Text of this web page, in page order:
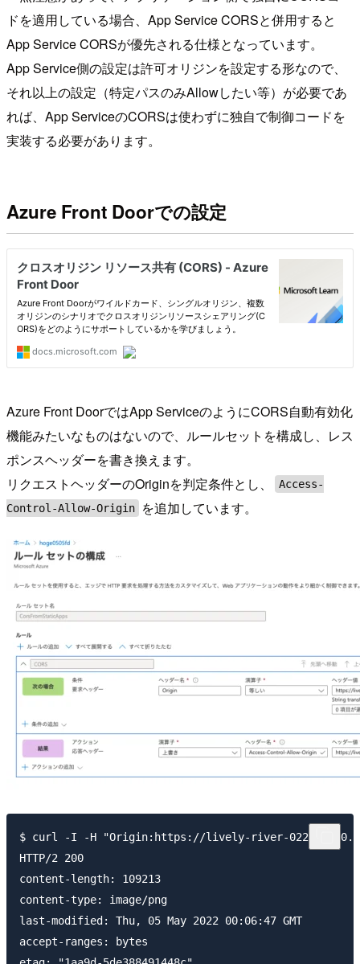
ドを適用している場合、App Service CORSと併用すると
App Service CORSが優先される仕様となっています。
App Service側の設定は許可オリジンを設定する形なので、
それ以上の設定（特定パスのみAllowしたい等）が必要であ
れば、App ServiceのCORSは使わずに独自で制御コードを
実装する必要があります。
Azure Front Doorでの設定
Azure Front DoorではApp ServiceのようにCORS自動有効化
機能みたいなものはないので、ルールセットを構成し、レス
ポンスヘッダーを書き換えます。
リクエストヘッダーのOriginを判定条件とし、
Access-
Control-Allow-Origin
を追加しています。
$ curl -I -H "Origin:https://lively-river-
HTTP/2 200
content-length: 109213
content-type: image/png
last-modified: Thu, 05 May 2022 00:06:47 GMT
accept-ranges: bytes